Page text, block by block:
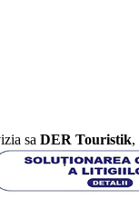
sa DER Touristik,